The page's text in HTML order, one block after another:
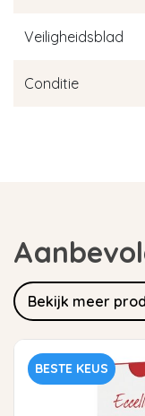
Veiligheidsblad
Conditie
Bekijk meer
BESTE KEUS